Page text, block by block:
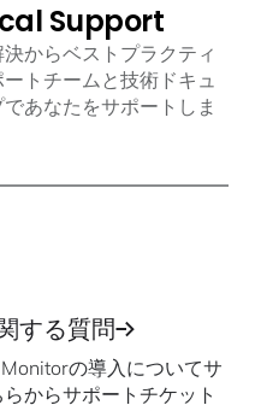
Support
決からベストプラクティ
トチームと技術ドキュ
あなたをサポートしま
する質問
の導入についてサ
からサポートチケット